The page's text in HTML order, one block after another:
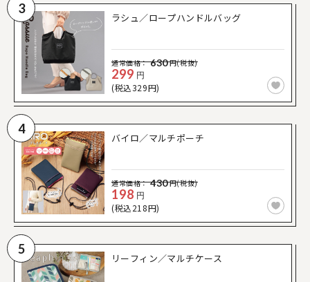
3
ラシュ／ロープハンドルバッグ
通常価格： 630円(税抜)
299 円
(税込329円)
4
バイロ／マルチポーチ
通常価格： 430円(税抜)
198 円
(税込218円)
5
リーフィン／マルチケース